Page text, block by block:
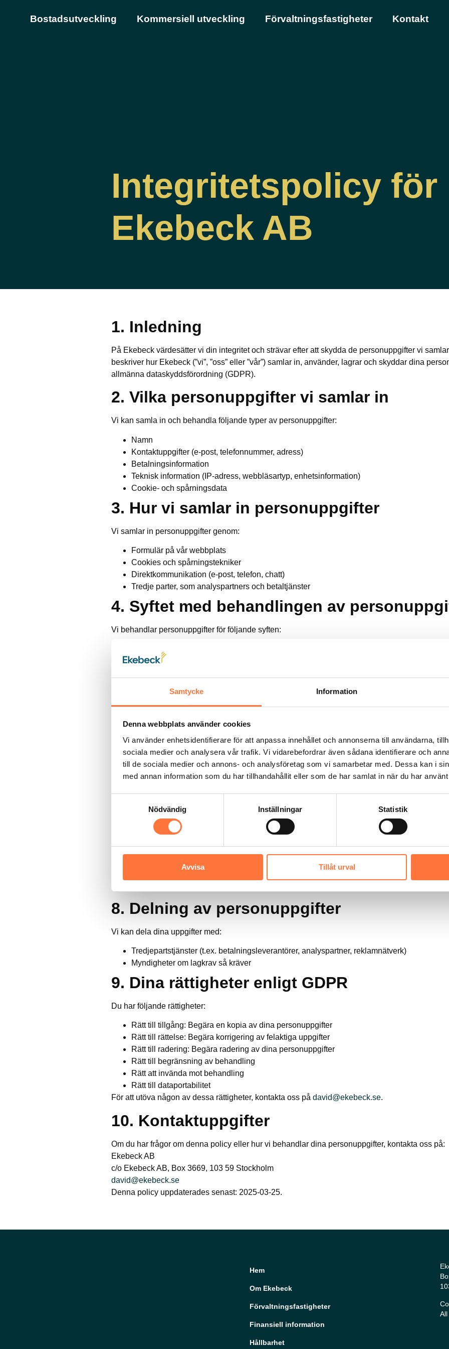
Samtycke Information
Denna webbplats använder cookies
Vi använder enhetsidentifierare för att anpassa innehållet och annonserna till användarna,
sociala medier och analysera vår trafik. Vi vidarebefordrar även sådana identifierare och
till de sociala medier och annons- och analysföretag som vi samarbetar med. Dessa kan i
med annan information som du har tillhandahållit eller som de har samlat in när du har
Nödvändig
Inställningar Statistik
Avvisa Tillåt urval
Bostadsutveckling Kommersiell utveckling Förvaltningsfastigheter Kontakt
Integritetspolicy för
Ekebeck AB
1. Inledning
På Ekebeck värdesätter vi din integritet och strävar efter att skydda de personuppgifter vi
beskriver hur Ekebeck (”vi”, ”oss” eller ”vår”) samlar in, använder, lagrar och skyddar dina
allmänna dataskyddsförordning (GDPR).
2. Vilka personuppgifter vi samlar in
Vi kan samla in och behandla följande typer av personuppgifter:
Namn
Kontaktuppgifter (e-post, telefonnummer, adress)
Betalningsinformation
Teknisk information (IP-adress, webbläsartyp, enhetsinformation)
Cookie- och spårningsdata
3. Hur vi samlar in personuppgifter
Vi samlar in personuppgifter genom:
Formulär på vår webbplats
Cookies och spårningstekniker
Direktkommunikation (e-post, telefon, chatt)
Tredje parter, som analyspartners och betaltjänster
4. Syftet med behandlingen av
Vi behandlar personuppgifter för följande syften:
Hantera kundrelationer och kommunikation
5. Cookies och spårningstekniker
Inställningar för Cookies
6. Rättslig grund för behandlingen
Vi behandlar dina personuppgifter baserat på följande rättsliga grunder:
Samtycke (vid exempelvis marknadsföringskommunikation)
Avtal (när behandling är nödvändig för att fullgöra ett avtal med dig)
Rättslig förpliktelse (vid bokföring och myndighetskrav)
Berättigat intresse (vid analys och affärsutveckling)
7. Lagring av personuppgifter
8. Delning av personuppgifter
Vi kan dela dina uppgifter med:
Tredjepartstjänster (t.ex. betalningsleverantörer, analyspartner, reklamnätverk)
Myndigheter om lagkrav så kräver
9. Dina rättigheter enligt GDPR
Du har följande rättigheter:
Rätt till tillgång: Begära en kopia av dina personuppgifter
Rätt till rättelse: Begära korrigering av felaktiga uppgifter
Rätt till radering: Begära radering av dina personuppgifter
Rätt till begränsning av behandling
Rätt att invända mot behandling
Rätt till dataportabilitet
För att utöva någon av dessa rättigheter, kontakta oss på david@ekebeck.se.
10. Kontaktuppgifter
Om du har frågor om denna policy eller hur vi behandlar dina personuppgifter, kontakta oss på:
Ekebeck AB
c/o Ekebeck AB, Box 3669, 103 59 Stockholm
david@ekebeck.se
Denna policy uppdaterades senast: 2025-03-25.
Hem
Om Ekebeck
Förvaltningsfastigheter
Finansiell information
Hållbarhet